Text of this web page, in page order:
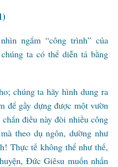
ngắm “công trình” của
ta có thể diễn tả bằng
chúng ta hãy hình dung ra
để gầy dựng được một vườn
điều này đòi nhiều công
theo dụ ngôn, dường như
Thực tế không thể như thế,
Đức Giêsu muốn nhấn